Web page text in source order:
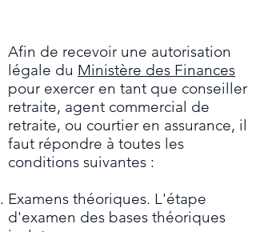
Afin de recevoir une autorisation
légale du Ministère des Finances
pour exercer en tant que conseiller
retraite, agent commercial de
retraite, ou courtier en assurance, il
faut répondre à toutes les
conditions suivantes :
Examens théoriques. L'étape
d'examen des bases théoriques